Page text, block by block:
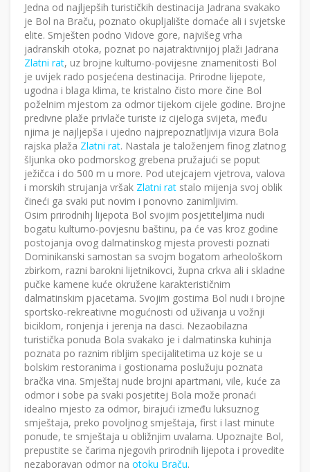
Jedna od najljepših turističkih destinacija Jadrana svakako
je Bol na Braču, poznato okupljalište domaće ali i svjetske
elite. Smješten podno Vidove gore, najvišeg vrha
jadranskih otoka, poznat po najatraktivnijoj plaži Jadrana
Zlatni rat, uz brojne kulturno-povijesne znamenitosti Bol
je uvijek rado posjećena destinacija. Prirodne lijepote,
ugodna i blaga klima, te kristalno čisto more čine Bol
poželnim mjestom za odmor tijekom cijele godine. Brojne
predivne plaže privlače turiste iz cijeloga svijeta, među
njima je najljepša i ujedno najprepoznatljivija vizura Bola
rajska plaža Zlatni rat. Nastala je taloženjem finog zlatnog
šljunka oko podmorskog grebena pružajući se poput
ježičca i do 500 m u more. Pod utejcajem vjetrova, valova
i morskih strujanja vršak Zlatni rat stalo mijenja svoj oblik
čineći ga svaki put novim i ponovno zanimljivim.
Osim prirodnihj lijepota Bol svojim posjetiteljima nudi
bogatu kulturno-povjesnu baštinu, pa će vas kroz godine
postojanja ovog dalmatinskog mjesta provesti poznati
Dominikanski samostan sa svojm bogatom arheološkom
zbirkom, razni barokni lijetnikovci, župna crkva ali i skladne
pučke kamene kuće okružene karakterističnim
dalmatinskim pjacetama. Svojim gostima Bol nudi i brojne
sportsko-rekreativne mogućnosti od uživanja u vožnji
biciklom, ronjenja i jerenja na dasci. Nezaobilazna
turistička ponuda Bola svakako je i dalmatinska kuhinja
poznata po raznim ribljim specijalitetima uz koje se u
bolskim restoranima i gostionama poslužuju poznata
bračka vina. Smještaj nude brojni apartmani, vile, kuće za
odmor i sobe pa svaki posjetitej Bola može pronaći
idealno mjesto za odmor, birajući između luksuznog
smještaja, preko povoljnog smještaja, first i last minute
ponude, te smještaja u obližnjim uvalama. Upoznajte Bol,
prepustite se čarima njegovih prirodnih lijepota i provedite
nezaboravan odmor na otoku Braču.